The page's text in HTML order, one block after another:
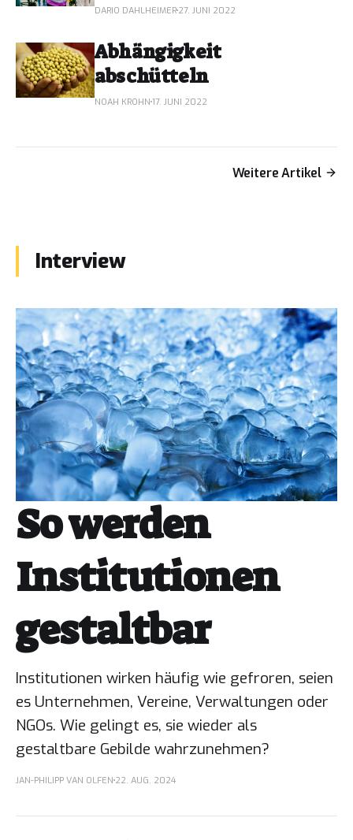
DARIO DAHLHEIMER 27. JUNI 2022
Abhängigkeit
abschütteln
NOAH KROHN 17. JUNI 2022
Weitere Artikel
Interview
So werden
Institutionen
gestaltbar
Institutionen wirken häufig wie gefroren, seien
es Unternehmen, Vereine, Verwaltungen oder
NGOs. Wie gelingt es, sie wieder als
gestaltbare Gebilde wahrzunehmen?
JAN-PHILIPP VAN OLFEN 22. AUG. 2024